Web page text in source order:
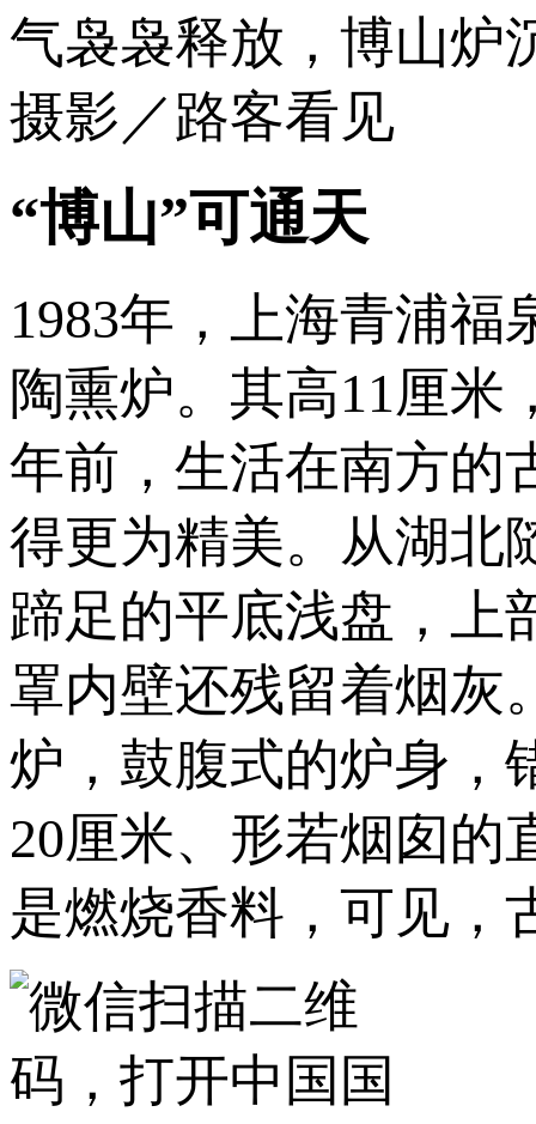
气袅袅释放，博山炉
摄影／路客看见
“博山”可通天
1983年，上海青浦
陶熏炉。其高11厘米
年前，生活在南方的
得更为精美。从湖北
蹄足的平底浅盘，上
罩内壁还残留着烟灰
炉，鼓腹式的炉身，
20厘米、形若烟囱的
是燃烧香料，可见，